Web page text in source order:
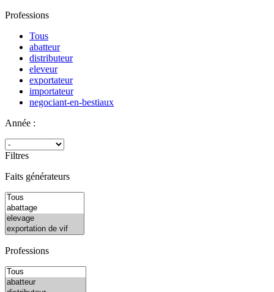
Professions
Tous
abatteur
distributeur
eleveur
exportateur
importateur
negociant-en-bestiaux
Année :
Filtres
Faits générateurs
Professions